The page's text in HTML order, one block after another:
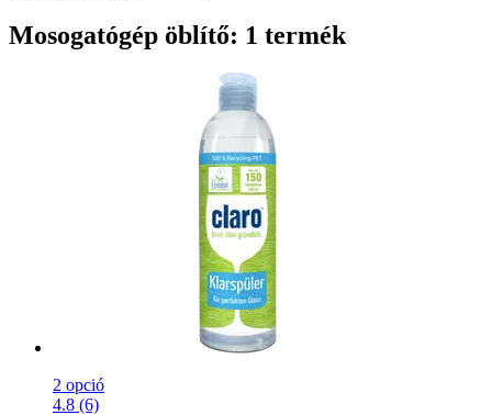
Mosogatógép öblítő: 1 termék
2 opció
4.8 (6)